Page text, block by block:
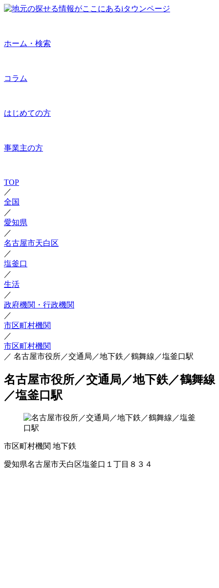
ホーム・検索
コラム
はじめての方
事業主の方
TOP
／
全国
／
愛知県
／
名古屋市天白区
／
塩釜口
／
生活
／
政府機関・行政機関
／
市区町村機関
／
市区町村機関
／ 名古屋市役所／交通局／地下鉄／鶴舞線／塩釜口駅
名古屋市役所／交通局／地下鉄／鶴舞線
／塩釜口駅
市区町村機関 地下鉄
愛知県名古屋市天白区塩釜口１丁目８３４